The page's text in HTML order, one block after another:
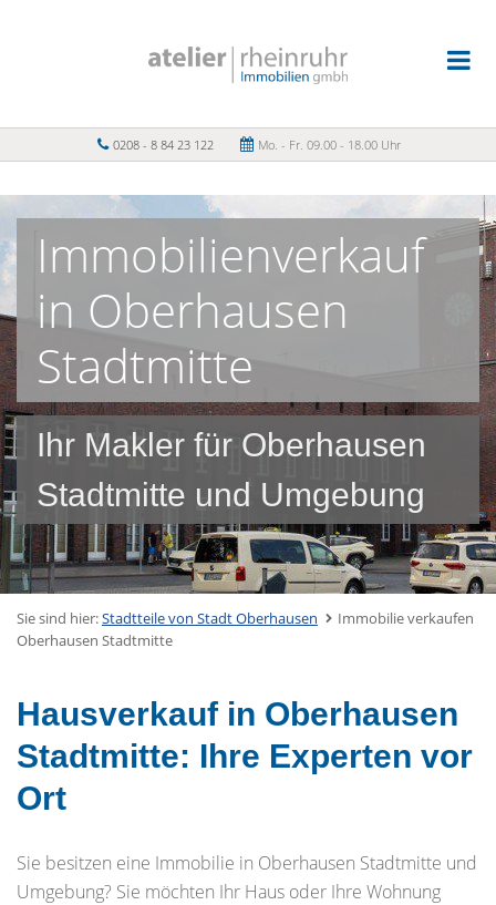
0208 - 8 84 23 122 Mo. - Fr. 09.00 - 18.00 Uhr
Immobilienverkauf
in Oberhausen
Stadtmitte
Ihr Makler für Oberhausen
Stadtmitte und Umgebung
Sie sind hier:Stadtteile von Stadt Oberhausen
Immobilie verkaufen
Oberhausen Stadtmitte
Hausverkauf in Oberhausen
Stadtmitte: Ihre Experten vor
Ort
Sie besitzen eine Immobilie in Oberhausen Stadtmitte und
Umgebung? Sie möchten Ihr Haus oder Ihre Wohnung